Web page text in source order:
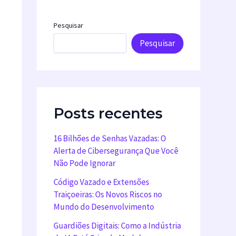
Pesquisar
Pesquisar
Posts recentes
16 Bilhões de Senhas Vazadas: O
Alerta de Cibersegurança Que Você
Não Pode Ignorar
Código Vazado e Extensões
Traiçoeiras: Os Novos Riscos no
Mundo do Desenvolvimento
Guardiões Digitais: Como a Indústria